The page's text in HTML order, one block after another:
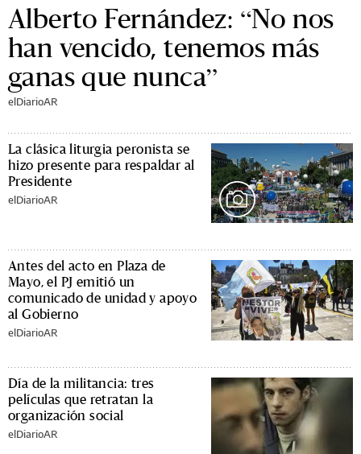
Alberto Fernández: “No nos
han vencido, tenemos más
ganas que nunca”
elDiarioAR
La clásica liturgia peronista se
hizo presente para respaldar al
Presidente
elDiarioAR
Antes del acto en Plaza de
Mayo, el PJ emitió un
comunicado de unidad y apoyo
al Gobierno
elDiarioAR
Día de la militancia: tres
películas que retratan la
organización social
elDiarioAR